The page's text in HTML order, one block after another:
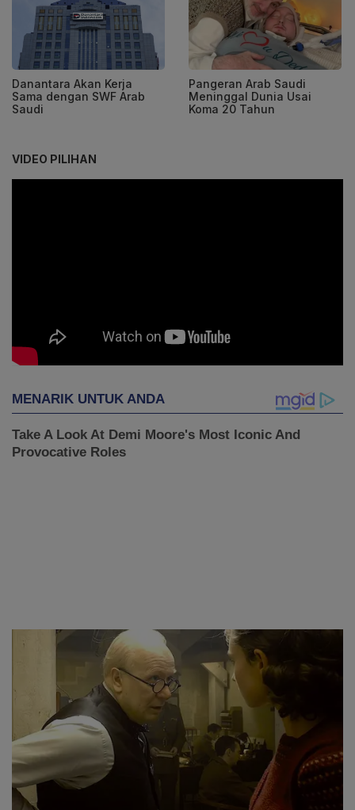
Danantara Akan Kerja
Sama dengan SWF Arab
Saudi
Pangeran Arab Saudi
Meninggal Dunia Usai
Koma 20 Tahun
VIDEO PILIHAN